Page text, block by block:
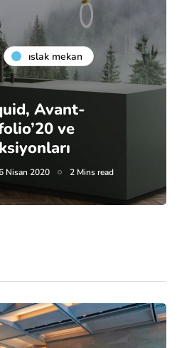
islak mekan
Avant-
ve
Nisan 2020 2 Mins read